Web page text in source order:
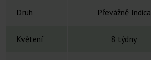
Druh Převážně Indica
Květení 8 týdny